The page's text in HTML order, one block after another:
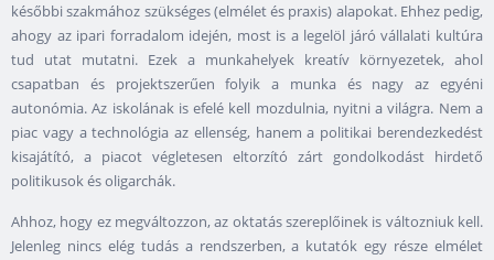
későbbi szakmához szükséges (elmélet és praxis) alapokat. Ehhez pedig,
ahogy az ipari forradalom idején, most is a legelöl járó vállalati kultúra
tud utat mutatni. Ezek a munkahelyek kreatív környezetek, ahol
csapatban és projektszerűen folyik a munka és nagy az egyéni
autonómia. Az iskolának is efelé kell mozdulnia, nyitni a világra. Nem a
piac vagy a technológia az ellenség, hanem a politikai berendezkedést
kisajátító, a piacot végletesen eltorzító zárt gondolkodást hirdető
politikusok és oligarchák.
Ahhoz, hogy ez megváltozzon, az oktatás szereplőinek is változniuk kell.
Jelenleg nincs elég tudás a rendszerben, a kutatók egy része elmélet